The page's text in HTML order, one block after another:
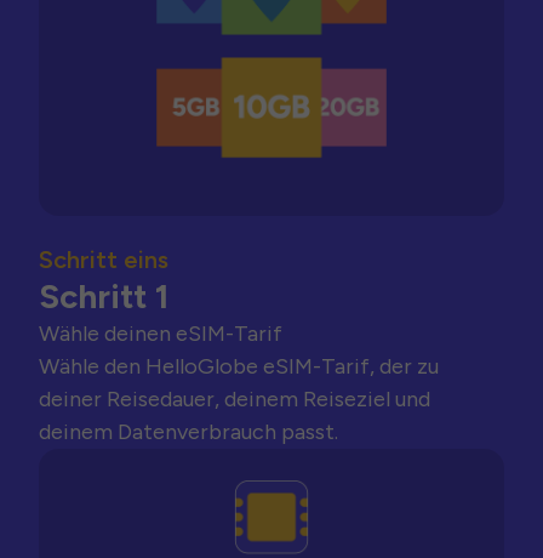
Schritt eins
Schritt 1
Wähle deinen eSIM-Tarif
Wähle den HelloGlobe eSIM-Tarif, der zu
deiner Reisedauer, deinem Reiseziel und
deinem Datenverbrauch passt.